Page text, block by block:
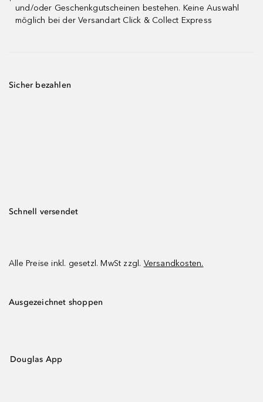
¹
und/oder Geschenkgutscheinen bestehen. Keine Auswahl
möglich bei der Versandart Click & Collect Express
Sicher bezahlen
Schnell versendet
Alle Preise inkl. gesetzl. MwSt zzgl. Versandkosten.
Ausgezeichnet shoppen
Douglas App